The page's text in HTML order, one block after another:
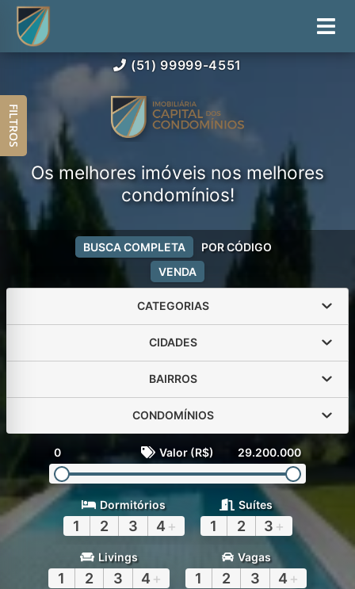
(51) 99999-4551
Os melhores imóveis nos melhores
condomínios!
VENDA
BUSCA COMPLETA POR CÓDIGO
CATEGORIAS
CIDADES
BAIRROS
CONDOMÍNIOS
0 Valor (R$) 29.200.000
Dormitórios
1 2 3 4 +
Suítes
1 2 3 +
Livings
1 2 3 4 +
Vagas
1 2 3 4 +
FILTROS